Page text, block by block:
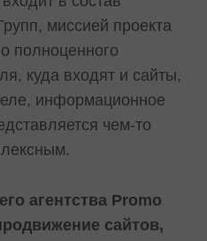
миссией проекта
полноценного
куда входят и сайты,
информационное
чем-то
агентства Promo
сайтов,